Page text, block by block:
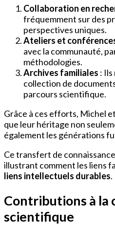
Collaboration en
fréquemment sur des
perspectives uniques.
Ateliers et
avec la communauté,
méthodologies.
Archives familiales :
collection de
parcours scientifique.
Grâce à ces efforts, Michel
que leur héritage non
également les générations
Ce transfert de
illustrant comment les liens
liens intellectuels durables.
Contributions à la
scientifique